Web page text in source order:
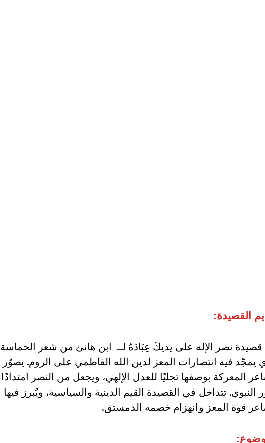
القصيدة:
قصيدة نصر الإله على يديكَ عِبَادَهُ لــ ابن هانئ من شعر الحماسة
يمجّد فيه انتصارات المعز لدين الله الفاطمي على الروم. يصوّر
المعركة بوصفها تجليًا للعدل الإلهي، ويجعل من النصر امتدادًا
النبوي. تتداخل في القصيدة القيم الدينية والسياسية، ويُبرز فيها
قوة المعز وانهزام خصمه الدمستق.